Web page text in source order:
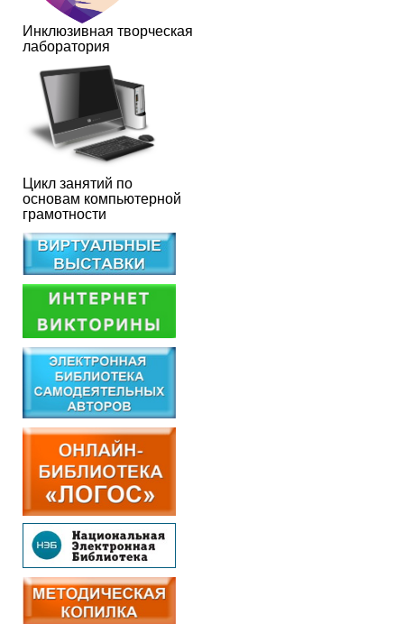
Инклюзивная творческая
лаборатория
Цикл занятий по
основам компьютерной
грамотности